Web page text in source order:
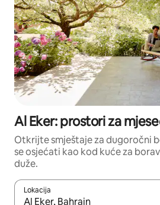
Al Eker: prostori za
Otkrijte smještaje za dugoročni
se osjećati kao kod kuće za
duže.
Lokacija
Kad su rezultati dostupni, možete